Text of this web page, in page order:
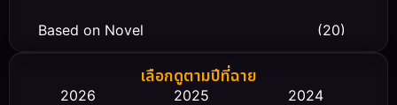
Based on Novel (20)
Biography ชีวิตจริงเลือกดูตามปีที่ฉาย
2026 2025
2024